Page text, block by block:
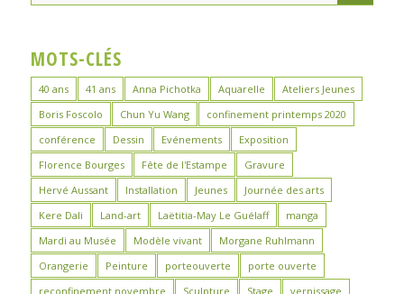
MOTS-CLÉS
40 ans 41 ans Anna Pichotka Aquarelle
Ateliers Jeunes
Boris Foscolo
Chun Yu Wang
confinement printemps 2020
conférence
Dessin Evénements
Exposition
Florence Bourges
Fête de l'Estampe
Gravure
Hervé Aussant
Installation Jeunes
Journée des arts
Kere Dali
Land-art Laëtitia-May Le Guélaff
manga
Mardi au Musée
Modèle vivant
Morgane Ruhlmann
Orangerie
Peinture porteouverte
porte ouverte
reconfinement novembre
Sculpture Stage
vernissage